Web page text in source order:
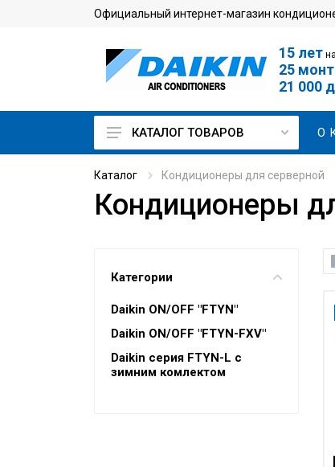
Официальный интернет-магазин
15 лет
25
21 000
Кондиционеры для дома
Мульти сплит-системы
Промышленные
кондиционеры
VRV-системы
Чиллеры и фанкойлы
КАТАЛОГ ТОВАРОВ О
Каталог Кондиционеры для серверной
Кондиционеры
Категории
Daikin ON/OFF "FTYN"
Daikin ON/OFF "FTYN-FXV"
Daikin серия FTYN-L с
зимним комлектом